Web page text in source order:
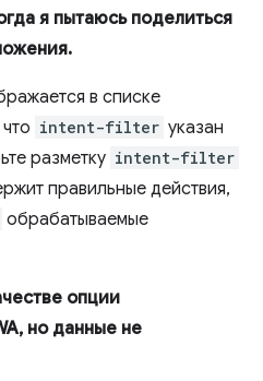
я пытаюсь поделиться
в списке
intent-filter указан
разметку intent-filter
правильные действия,
обрабатываемые
опции
но данные не